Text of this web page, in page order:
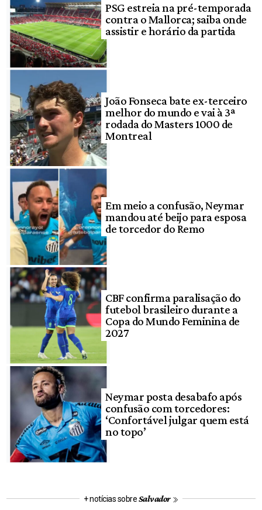
PSG estreia na pré-temporada
contra o Mallorca; saiba onde
assistir e horário da partida
João Fonseca bate ex-terceiro
melhor do mundo e vai à 3ª
rodada do Masters 1000 de
Montreal
Em meio a confusão, Neymar
mandou até beijo para esposa
de torcedor do Remo
CBF confirma paralisação do
futebol brasileiro durante a
Copa do Mundo Feminina de
2027
Neymar posta desabafo após
confusão com torcedores:
‘Confortável julgar quem está
no topo’
+ notícias sobreSalvador